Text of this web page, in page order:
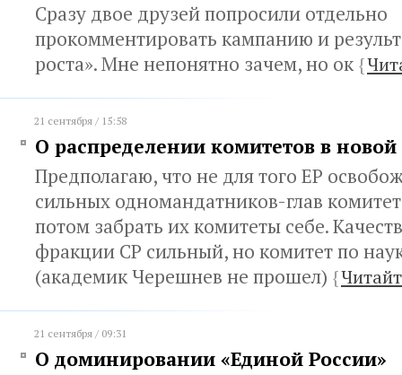
Сразу двое друзей попросили отдельно
прокомментировать кампанию и
роста». Мне непонятно зачем, но ок{
21 сентября / 15:58
О распределении комитетов в
Предполагаю, что не для того ЕР
сильных одномандатников-глав
потом забрать их комитеты себе.
фракции СР сильный, но комитет по
(академик Черешнев не прошел) {
21 сентября / 09:31
О доминировании «Единой России»